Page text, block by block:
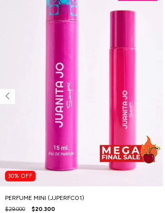
30% OFF
PERFUME MINI (JJPERFC01)
$29.000 $20.300